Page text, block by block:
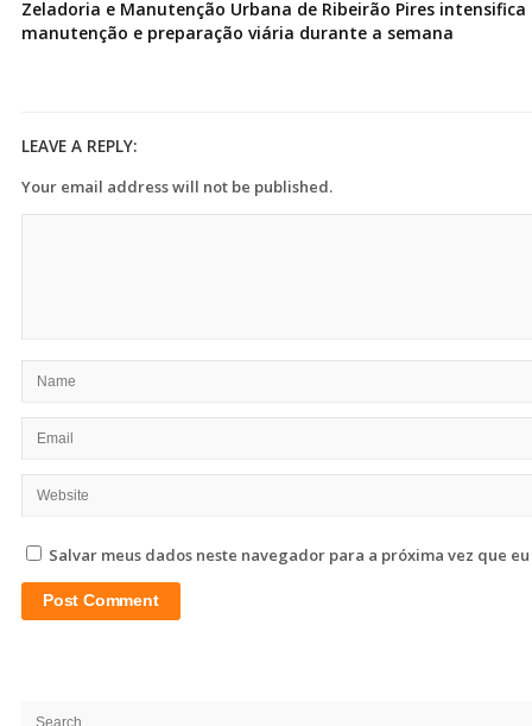
Zeladoria e Manutenção Urbana de Ribeirão Pires intensifica
manutenção e preparação viária durante a semana
LEAVE A REPLY:
Your email address will not be published.
Salvar meus dados neste navegador para a próxima vez que
Search